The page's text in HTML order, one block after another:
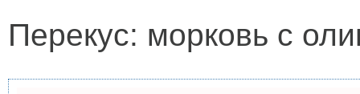
Перекус: морковь с